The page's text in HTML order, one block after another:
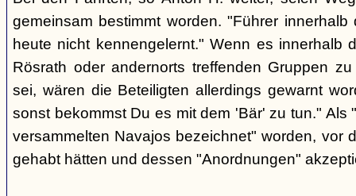
gemeinsam bestimmt worden. "Führer
heute nicht kennengelernt." Wenn es innerhalb
Rösrath oder andernorts treffenden Gruppen
sei, wären die Beteiligten allerdings gewarnt
sonst bekommst Du es mit dem 'Bär' zu tun." Als
versammelten Navajos bezeichnet" worden, vor
gehabt hätten und dessen "Anordnungen"